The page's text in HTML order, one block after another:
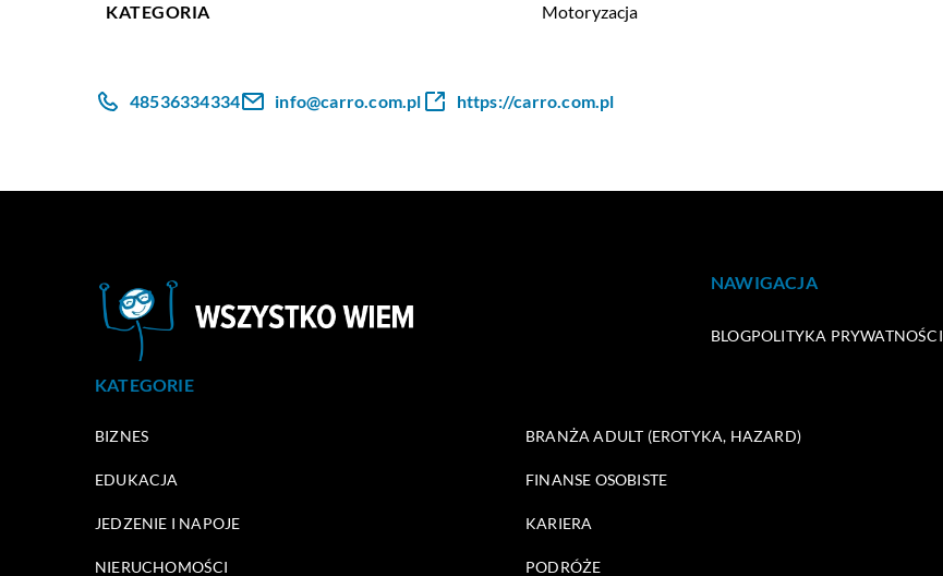
KATEGORIA Motoryzacja
48536334334 info@carro.com.pl https://carro.com.pl
NAWIGACJA
BLOGPOLITYKA PRYWATNOŚCI
KATEGORIE
BIZNES BRANŻA ADULT (EROTYKA, HAZARD)
EDUKACJA FINANSE OSOBISTE
JEDZENIE I NAPOJE KARIERA
NIERUCHOMOŚCI PODRÓŻE